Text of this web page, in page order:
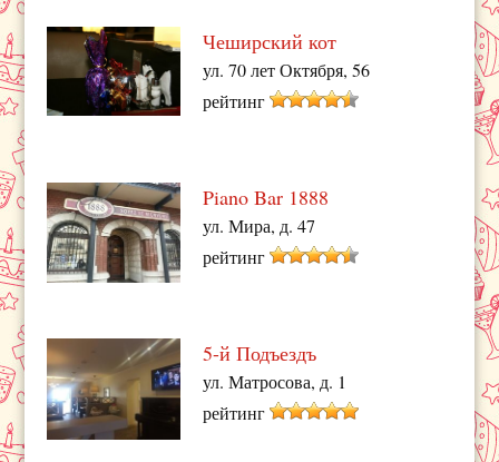
Чеширский кот
ул. 70 лет Октября, 56
рейтинг
Piano Bar 1888
ул. Мира, д. 47
рейтинг
5-й Подъездъ
ул. Матросова, д. 1
рейтинг